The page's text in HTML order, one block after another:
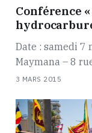
Conférence
Date : samedi 7
Maymana – 8
3 MARS 2015